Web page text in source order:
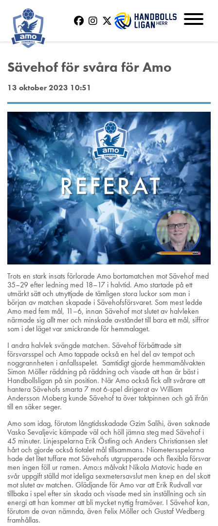
Sävehof för svåra för Amo
13 oktober 2023 10:51
Trots en stark insats förlorade Amo bortamatchen mot Sävehof med
35–29 efter ledning med 18–17 i halvtid. Amo startade på ett
utmärkt sätt och utnyttjade de tämligen stora luckor som man i
början av matchen skapade i Sävehofsförsvaret. Som mest ledde
Amo med fem mål, 11–6, innan Sävehof mot slutet av halvleken
närmade sig allt mer och minskade avståndet till bara ett mål, siffror
som i det läget var smickrande för hemmalaget.
I andra halvlek svängde matchen. Sävehof förbättrade sitt
försvarsspel och Amo tappade också en hel del av tempot och
noggrannheten i anfallsspelet. Samtidigt gjorde hemmamålvakten
Simon Möller räddning på räddning och visade att han är bäst i
Handbollsligan på sin position. När Amo också fick allt svårare att
hantera Sävehofs smarta 7 mot 6-spel dirigerat av William
Andersson Moberg kunde Sävehof ta över taktpinnen och gå ifrån
till en säker seger.
Amo som idag, förutom långtidsskadade Gzim Salihi, även saknade
Vasko Sevaljevic kämpade väl och höll jämna steg med Sävehof i
45 minuter. Linjespelarna Erik Östling och Anders Christiansen slet
hårt och gjorde också tiotalet mål tillsammans. Niometersspelarna
hade det litet tuffare mot Sävehofs utgrupperade och flexibla försvar
men ingen föll ur ramen. Amo:s målvakt Nikola Matovic hade en
svår uppgift ställd mot ideliga sexmetersavslut men knep en del skott
mot slutet av matchen. Glädjande för Amo var att Erik Rudvall var
tillbaka i spel efter sin skada och visade med sin inställning och sin
energi att han kommer att bli mycket nyttig framöver. I Sävehof kan,
förutom de ovan nämnda, även Felix Möller och Gustaf Wedberg
framhållas.